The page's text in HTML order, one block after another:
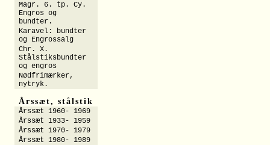
Magr. 6. tp. Cy.
Engros og
bundter.
Karavel: bundter
og Engrossalg
Chr. X.
Stålstiksbundter
og engros
Nødfrimærker,
nytryk.
Årssæt, stålstik
Årssæt 1960- 1969
Årssæt 1933- 1959
Årssæt 1970- 1979
Årssæt 1980- 1989